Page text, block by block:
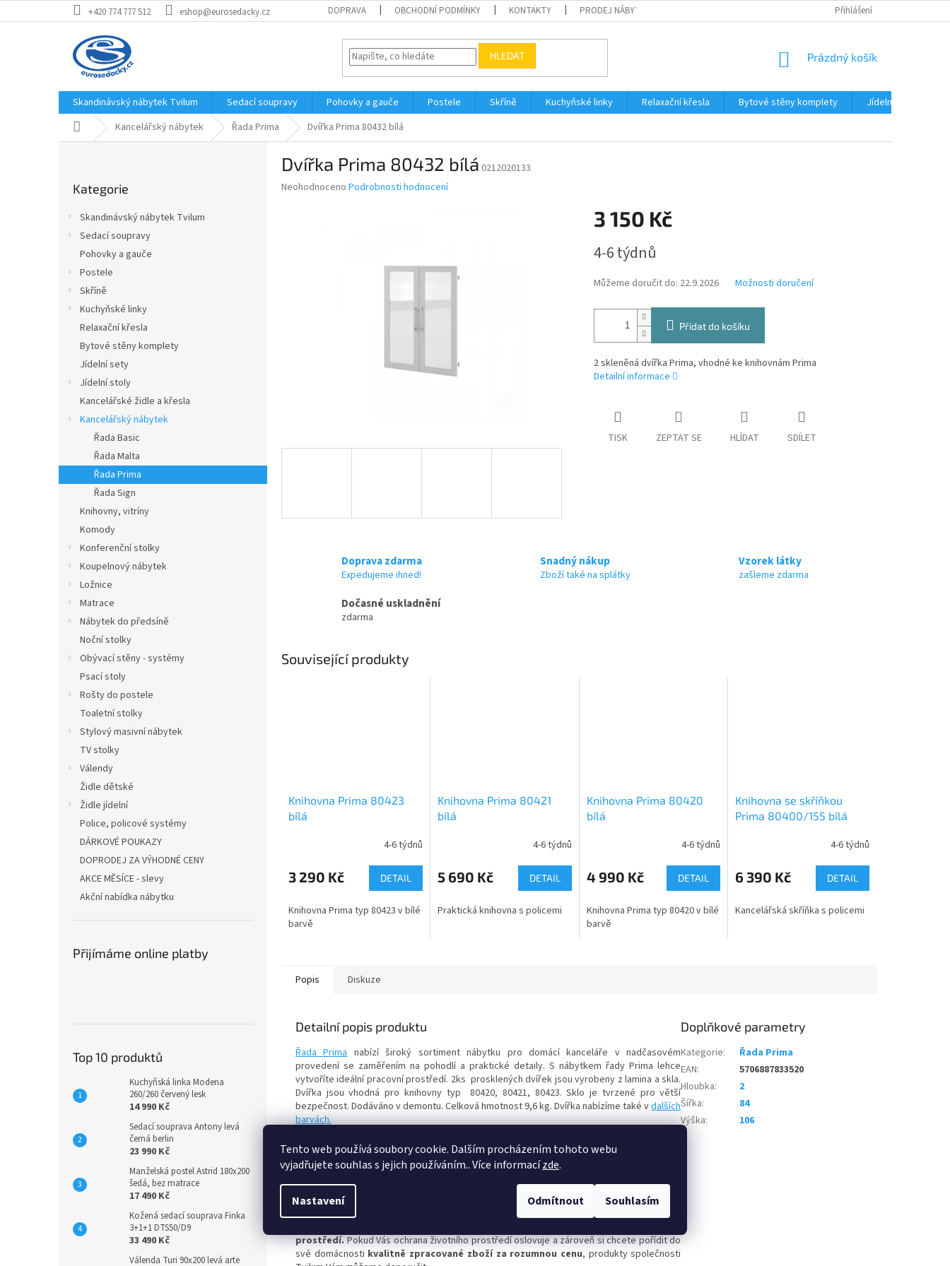
Tento web používá soubory cookie. Dalším procházením tohoto webu
vyjadřujete souhlas s jejich používáním.. Více informacízde.
Nastavení Odmítnout Souhlasím
na
+420 774 777 512 eshop@eurosedacky.cz DOPRAVA OBCHODNÍ PODMÍNKY KONTAKTY PRODEJ NÁBYTKU NA SPLÁTKY PODMÍNKY OCHRANY
Přihlášení
HLEDAT
NÁKUPNÍ
Prázdný košík
Skandinávský nábytek Tvilum Sedací soupravy Pohovky a gauče Postele Skříně Kuchyňské linky Relaxační křesla Bytové stěny komplety Jídelní sety
Domů Kancelářský nábytek Řada Prima Dvířka Prima 80432 bílá
kategorie
Kategorie
Skandinávský nábytek Tvilum
Sedací soupravy
Pohovky a gauče
Postele
Skříně
Kuchyňské linky
Relaxační křesla
Bytové stěny komplety
Jídelní sety
Jídelní stoly
Kancelářské židle a křesla
Kancelářský nábytek
Řada Basic
Řada Malta
Řada Prima
Řada Sign
Knihovny, vitríny
Komody
Konferenční stolky
Koupelnový nábytek
Ložnice
Matrace
Nábytek do předsíně
Noční stolky
Obývací stěny - systémy
Psací stoly
Rošty do postele
Toaletní stolky
Stylový masivní nábytek
TV stolky
Válendy
Židle dětské
Židle jídelní
Police, policové systémy
DÁRKOVÉ POUKAZY
DOPRODEJ ZA VÝHODNÉ CENY
AKCE MĚSÍCE - slevy
Akční nabídka nábytku
Přijímáme online platby
Top 10 produktů
Kuchyňská linka Modena
260/260 červený lesk
14 990 Kč
Sedací souprava Antony levá
černá berlin
23 990 Kč
Manželská postel Astrid 180x200
šedá, bez matrace
17 490 Kč
Kožená sedací souprava Finka
3+1+1 DTS50/D9
33 490 Kč
Válenda Turi 90x200 levá arte
Dvířka Prima 80432 bílá 0212020133
Průměrné
Neohodnoceno Podrobnosti hodnocení
3 150 Kč
cena:
4-6 týdnů
Můžeme doručit do: 22.9.2026 Možnosti doručení
Přidat do košíku
2 skleněná dvířka Prima, vhodné ke knihovnám Prima
Detailní informace
TISK ZEPTAT SE HLÍDAT SDÍLET
Doprava zdarma
Expedujeme ihned!
Snadný nákup
Zboží také na splátky
Vzorek látky
zašleme zdarma
Dočasné uskladnění
zdarma
Související produkty
Knihovna Prima 80423
bílá
4-6 týdnů
3 290 Kč DETAIL
Knihovna Prima typ 80423 v bílé
barvě
Knihovna Prima 80421
bílá
4-6 týdnů
5 690 Kč DETAIL
Praktická knihovna s policemi
Knihovna Prima 80420
bílá
4-6 týdnů
4 990 Kč DETAIL
Knihovna Prima typ 80420 v bílé
barvě
Knihovna se skříňkou
Prima 80400/155 bílá
4-6 týdnů
6 390 Kč DETAIL
Kancelářská skříňka s policemi
Popis Diskuze
Detailní popis produktu
Řada Primanabízí široký sortiment nábytku pro domácí kanceláře v nadčasovém
provedení se zaměřením na pohodlí a praktické detaily. S nábytkem řady Prima lehce
vytvoříte ideální pracovní prostředí. 2ks prosklených dvířek jsou vyrobeny z lamina a skla.
Dvířka jsou vhodná pro knihovny typ 80420, 80421, 80423. Sklo je tvrzené pro větší
bezpečnost. Dodáváno v demontu. Celková hmotnost 9,6 kg. Dvířka nabízíme také vdalších
barvách.
Rozměry:
Výška: 105,4 cm
Šířka: 83,6 cm
Hloubka: 1,6 cm
Nabízíme Vám
dánské společnosti
, která své produkty
prostředí.Pokud Vás ochrana životního prostředí oslovuje a zároveň si chcete pořídit do
své domácnosti kvalitně zpracované zboží za rozumnou cenu, produkty společnosti
Doplňkové parametry
Kategorie:
Řada Prima
EAN:
5706887833520
Hloubka:
2
Šířka:
84
Výška: 106